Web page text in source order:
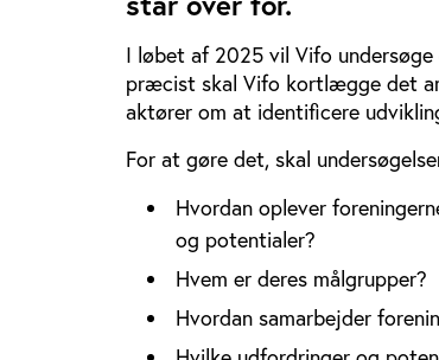
I løbet af 2025 vil Vifo
præcist skal Vifo kortlægge det
aktører om at identificere
For at gøre det, skal
Hvordan oplever
og potentialer?
Hvem er deres målgrupper?
Hvordan samarbejder